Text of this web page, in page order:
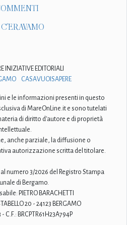
INIZIATIVE EDITORIALI
CASAVUOISAPERE
e le informazioni presenti in questo
di MareOnLine.it e sono tutelati
di diritto d'autore e di proprietà
anche parziale, la diffusione o
autorizzazione scritta del titolare.
numero 3/2026 del Registro Stampa
di Bergamo.
PIETRO BARACHETTI
20 - 24123 BERGAMO
- C.F.: BRCPTR61H23A794P